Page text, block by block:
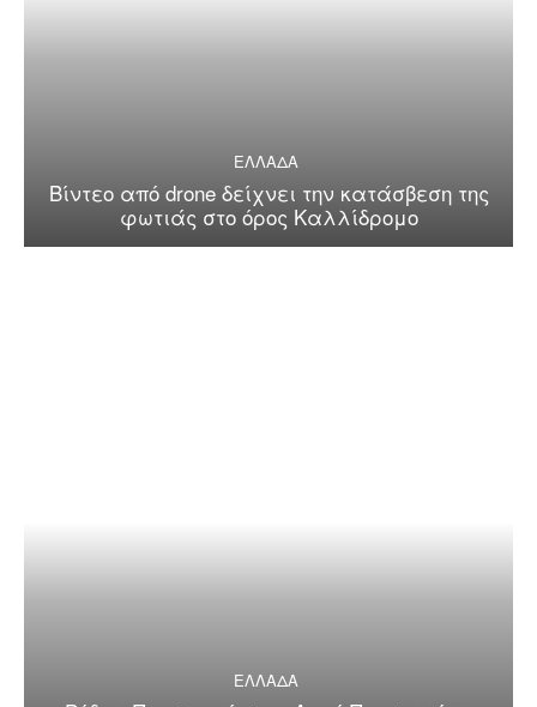
ΕΛΛΑΔΑ
Βίντεο από drone δείχνει την κατάσβεση της
φωτιάς στο όρος Καλλίδρομο
ΕΛΛΑΔΑ